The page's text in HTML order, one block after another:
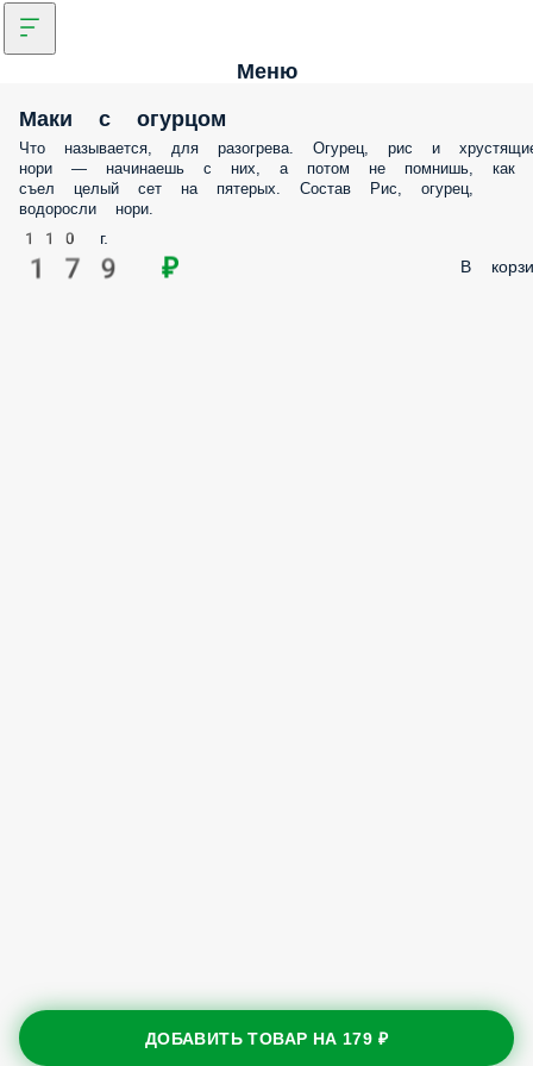
Меню
Маки с огурцом
Что называется, для разогрева. Огурец, рис и хрустящие нори —
начинаешь с них, а потом не помнишь, как съел целый сет на
Состав Рис, огурец, водоросли нори.
110 г.
179 ₽
ДОБАВИТЬ ТОВАР НА 179 ₽